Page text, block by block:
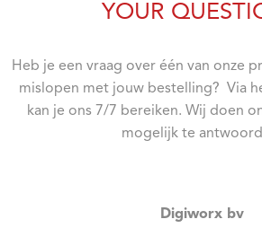
YOUR
Heb je een vraag over één van onze
mislopen met jouw bestelling? Via
kan je ons 7/7 bereiken. Wij doen
mogelijk te
Digiworx bv